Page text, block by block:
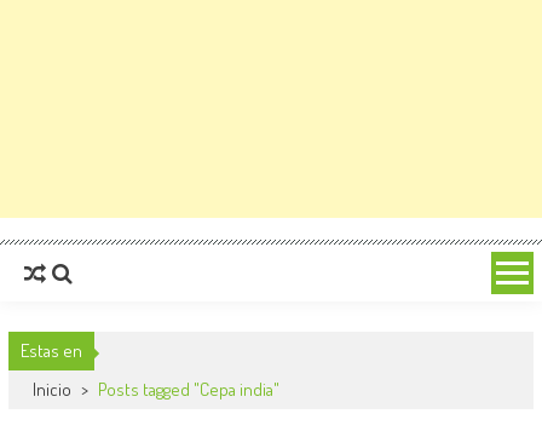
Estas en
Inicio > Posts tagged "Cepa india"